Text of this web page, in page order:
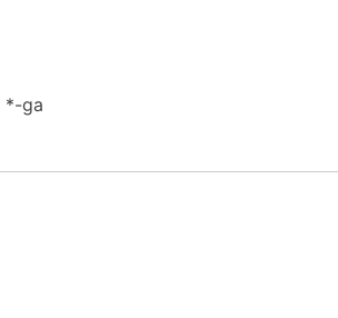
*-ga